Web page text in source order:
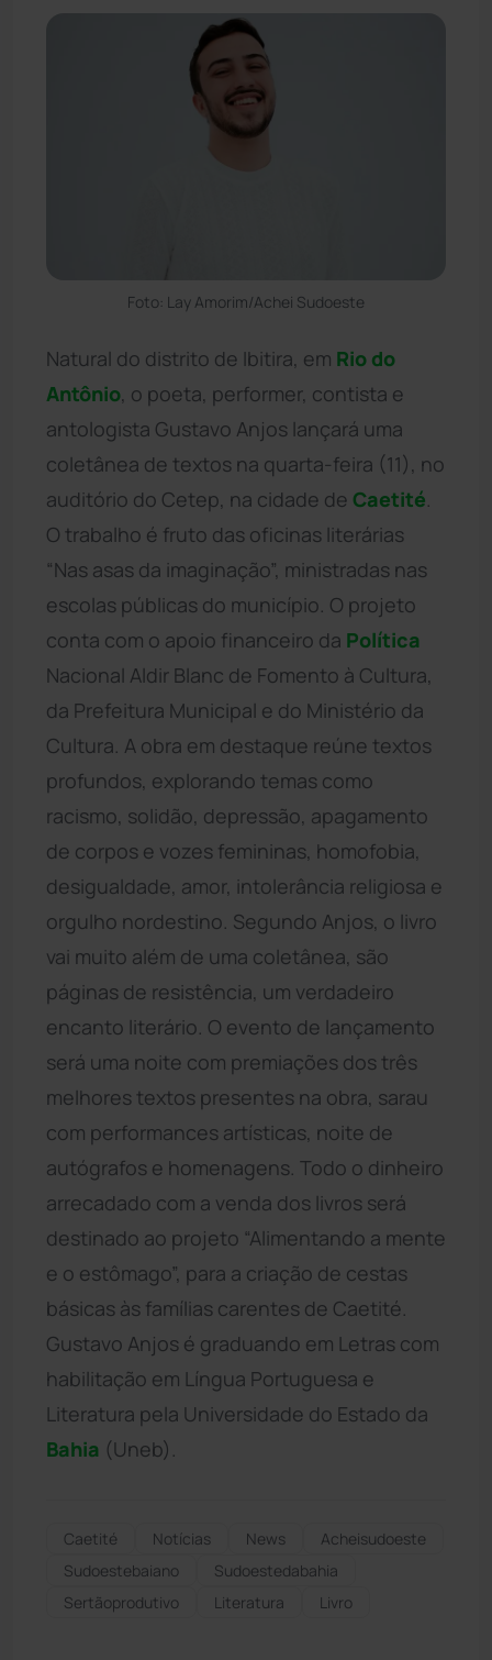
Foto: Lay Amorim/Achei Sudoeste
Natural do distrito de Ibitira, em Rio do
Antônio, o poeta, performer, contista e
antologista Gustavo Anjos lançará uma
coletânea de textos na quarta-feira (11), no
auditório do Cetep, na cidade de Caetité
O trabalho é fruto das oficinas literárias
“Nas asas da imaginação”, ministradas nas
escolas públicas do município. O projeto
conta com o apoio financeiro da Política
Nacional Aldir Blanc de Fomento à Cultura,
da Prefeitura Municipal e do Ministério da
Cultura. A obra em destaque reúne textos
profundos, explorando temas como
racismo, solidão, depressão, apagamento
de corpos e vozes femininas, homofobia,
desigualdade, amor, intolerância religiosa e
orgulho nordestino. Segundo Anjos, o livro
vai muito além de uma coletânea, são
páginas de resistência, um verdadeiro
encanto literário. O evento de lançamento
será uma noite com premiações dos três
melhores textos presentes na obra, sarau
com performances artísticas, noite de
autógrafos e homenagens. Todo o dinheiro
arrecadado com a venda dos livros será
destinado ao projeto “Alimentando a mente
e o estômago”, para a criação de cestas
básicas às famílias carentes de Caetité.
Gustavo Anjos é graduando em Letras com
habilitação em Língua Portuguesa e
Literatura pela Universidade do Estado da
Bahia (Uneb).
Caetité Notícias News
Acheisudoeste
Sudoestebaiano
Sudoestedabahia
Sertãoprodutivo
Literatura Livro